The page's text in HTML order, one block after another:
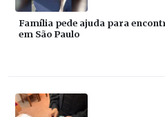
Família pede ajuda para
em São Paulo